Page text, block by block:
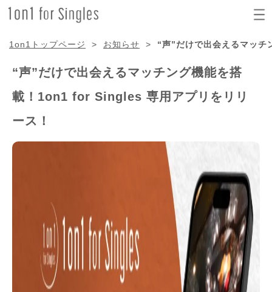
1on1トップページ > お知らせ > “声”だけで出会えるマッ
“声”だけで出会えるマッチング機能を搭
載！1on1 for Singles 専用アプリをリリ
ース！